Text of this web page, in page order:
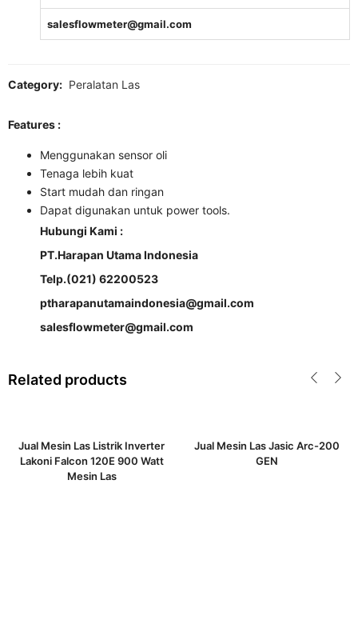
salesflowmeter@gmail.com
Category: Peralatan Las
Features :
Menggunakan sensor oli
Tenaga lebih kuat
Start mudah dan ringan
Dapat digunakan untuk power tools.
Hubungi Kami :
PT.Harapan Utama Indonesia
Telp.(021) 62200523
ptharapanutamaindonesia@gmail.com
salesflowmeter@gmail.com
Related products
Jual Mesin Las Listrik Inverter
Lakoni Falcon 120E 900 Watt
Mesin Las
Jual Mesin Las Jasic Arc-200
GEN